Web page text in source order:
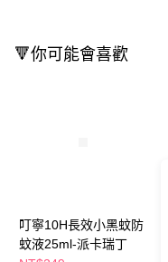
🔻你可能會喜歡
叮寧10H長效小黑蚊防
蚊液25ml-派卡瑞丁